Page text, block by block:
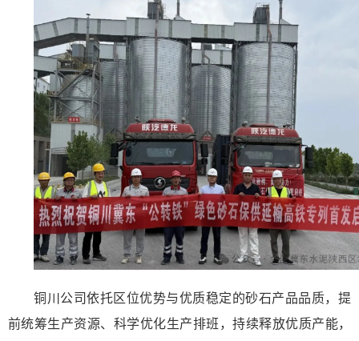
铜川公司依托区位优势与优质稳定的砂石产品品质，提
前统筹生产资源、科学优化生产排班，持续释放优质产能，